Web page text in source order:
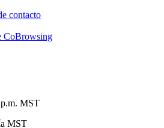
contacto
CoBrowsing
MST
MST